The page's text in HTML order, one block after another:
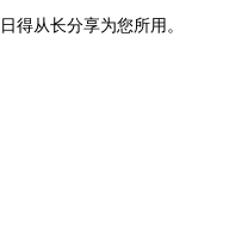
得从长分享为您所用。